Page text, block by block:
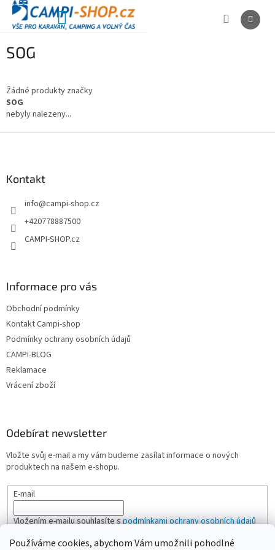
Používáme cookies, abychom Vám umožnili pohodlné
Přejít
obsah
NÁKUPNÍ
SOG
Žádné produkty značky
SOG
nebyly nalezeny...
Kontakt
info@campi-shop.cz
+420778887500
CAMPI-SHOP.cz
Informace pro vás
Obchodní podmínky
Kontakt Campi-shop
Podmínky ochrany osobních údajů
CAMPI-BLOG
Reklamace
Vrácení zboží
Odebírat newsletter
Vložte svůj e-mail a my vám budeme zasílat informace o nových
produktech na našem e-shopu.
E-mail
Vložením e-mailu souhlasíte spodmínkami ochrany osobních údajů